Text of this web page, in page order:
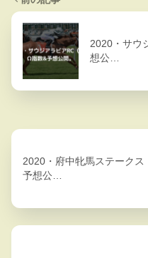
2020・サウ
想公…
2020・府中牝馬ステーク
予想公…